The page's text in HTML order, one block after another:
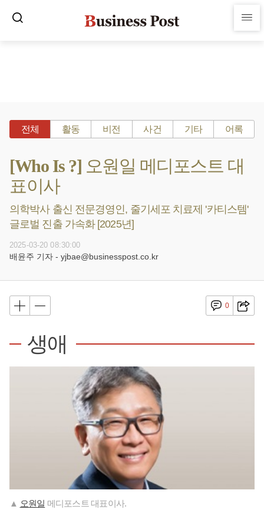
전체 활동 비전 사건 기타 어록
[Who Is ?] 오원일 메디포스트 대
표이사
의학박사 출신 전문경영인, 줄기세포 치료제 '카티스템'
글로벌 진출 가속화 [2025년]
2025-03-20 08:30:00
배윤주 기자 - yjbae@businesspost.co.kr
0
생애
▲ 오원일 메디포스트 대표이사.